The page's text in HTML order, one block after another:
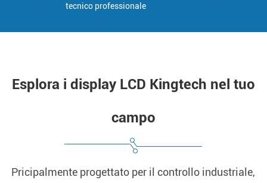
tecnico professionale
Esplora i display LCD Kingtech nel tuo
campo
Pricipalmente progettato per il controllo industriale,